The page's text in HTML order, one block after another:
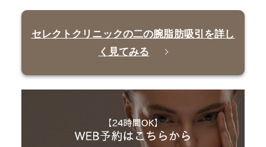
セレクトクリニックの二の腕脂肪吸引を詳し
く見てみる